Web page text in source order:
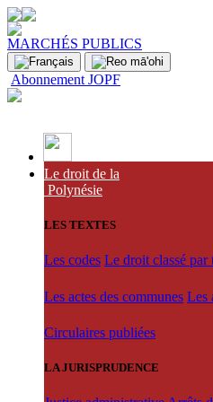
MARCHÉS PUBLICS
Abonnement JOPF
Le droit de la
Polynésie
LES TEXTES
Les codes Le droit classé par
Les actes des communes Les
Circulaires publiées
LA JURISPRUDENCE